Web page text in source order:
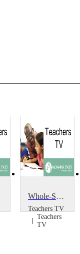
Whole-School Portrait Project
Teachers TV
Teachers
TV